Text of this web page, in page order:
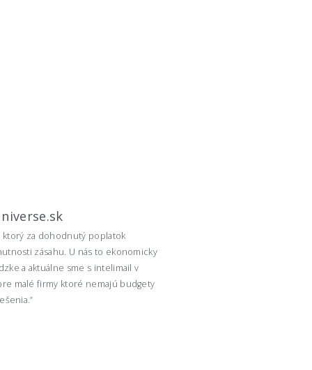
ktorý za dohodnutý poplatok
zásahu. U nás to ekonomicky
a aktuálne sme s intelimail v
malé firmy ktoré nemajú budgety